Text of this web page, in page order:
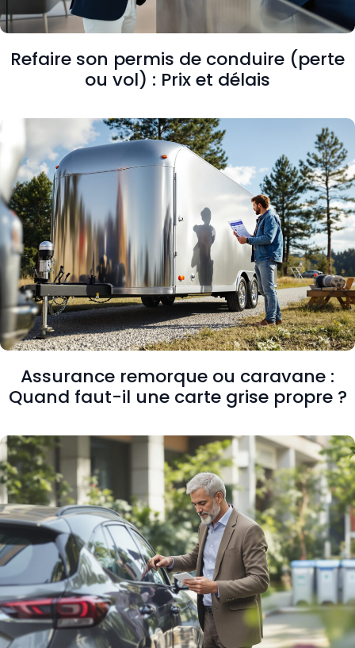
Refaire son permis de conduire (perte
ou vol) : Prix et délais
Assurance remorque ou caravane :
Quand faut-il une carte grise propre ?